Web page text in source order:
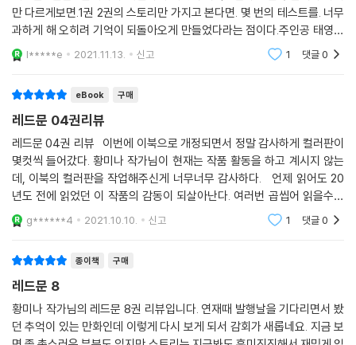
만 다르게보면.1권 2권의 스토리만 가지고 본다면. 몇 번의 테스트를. 너무
과하게 해 오히려 기억이 되돌아오게 만들었다라는 점이다.주인공 태영이
지구인의 삶으로 살아가면 아즐라는 원하는데로 자기별의 삶에서 태양같
은 존재로 살아
l*****e 2021.11.13. 신고 1 댓글0
eBook 구매
레드문 04권리뷰
레드문 04권 리뷰 이번에 이북으로 개정되면서 정말 감사하게 컬러판이
몇컷씩 들어갔다. 황미나 작가님이 현재는 작품 활동을 하고 계시지 않는
데, 이북의 컬러판을 작업해주신게 너무너무 감사하다. 언제 읽어도 20
년도 전에 읽었던 이 작품의 감동이 되살아난다. 여러번 곱씹어 읽을수록
인물들의 감정선과 사건들이 어떻게 이런 세계관의 작품을 만들었는지 놀
라울 따름
g******4 2021.10.10. 신고 1 댓글0
종이책 구매
레드문 8
황미나 작가님의 레드문 8권 리뷰입니다. 연재때 발행날을 기다리면서 봤
던 추억이 있는 만화인데 이렇게 다시 보게 되서 감회가 새롭네요. 지금 보